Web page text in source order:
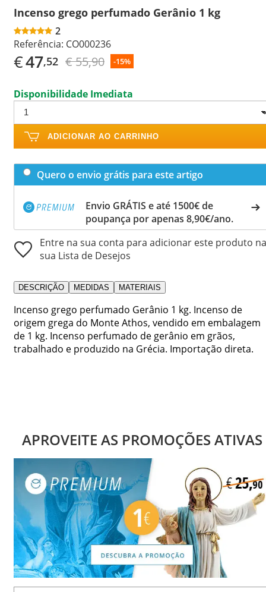
Incenso grego perfumado Gerânio 1 kg
2
Referência: CO000236
€47,52 € 55,90 -15%
Disponibilidade Imediata
ADICIONAR AO CARRINHO
Quero o envio grátis para este artigo
Envio GRÁTIS e até 1500€ de
poupança por apenas 8,90€/ano.
Entre na sua conta para adicionar este produto na
sua Lista de Desejos
DESCRIÇÃO MEDIDAS MATERIAIS
Incenso grego perfumado Gerânio 1 kg. Incenso de
origem grega do Monte Athos, vendido em embalagem
de 1 kg. Incenso perfumado de gerânio em grãos,
trabalhado e produzido na Grécia. Importação direta.
APROVEITE AS PROMOÇÕES ATIVAS